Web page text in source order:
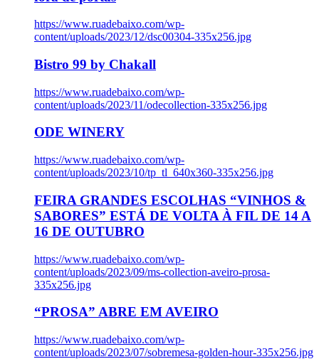
https://www.ruadebaixo.com/wp-
content/uploads/2023/12/dsc00304-335x256.jpg
Bistro 99 by Chakall
https://www.ruadebaixo.com/wp-
content/uploads/2023/11/odecollection-335x256.jpg
ODE WINERY
https://www.ruadebaixo.com/wp-
content/uploads/2023/10/tp_tl_640x360-335x256.jpg
FEIRA GRANDES ESCOLHAS “VINHOS &
SABORES” ESTÁ DE VOLTA À FIL DE 14 A
16 DE OUTUBRO
https://www.ruadebaixo.com/wp-
content/uploads/2023/09/ms-collection-aveiro-prosa-
335x256.jpg
“PROSA” ABRE EM AVEIRO
https://www.ruadebaixo.com/wp-
content/uploads/2023/07/sobremesa-golden-hour-335x256.jpg